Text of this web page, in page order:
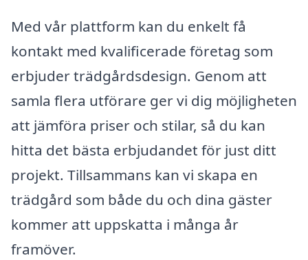
Med vår plattform kan du enkelt få
kontakt med kvalificerade företag som
erbjuder trädgårdsdesign. Genom att
samla flera utförare ger vi dig möjligheten
att jämföra priser och stilar, så du kan
hitta det bästa erbjudandet för just ditt
projekt. Tillsammans kan vi skapa en
trädgård som både du och dina gäster
kommer att uppskatta i många år
framöver.